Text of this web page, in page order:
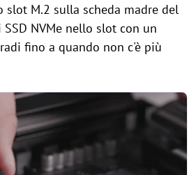
slot M.2 sulla scheda madre del
NVMe nello slot con un
fino a quando non c'è più